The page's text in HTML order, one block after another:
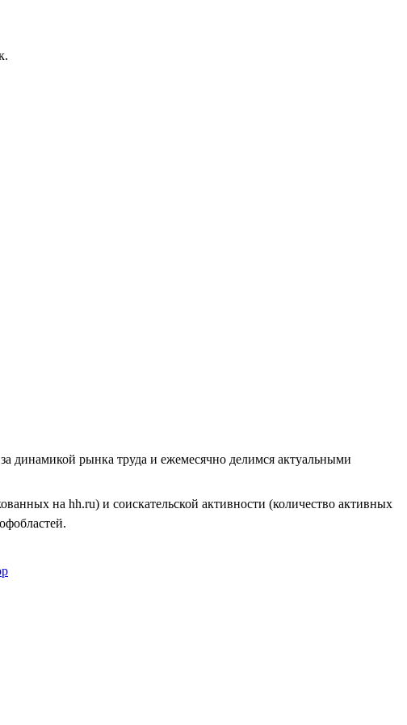
динамикой рынка труда и ежемесячно делимся актуальными
на hh.ru) и соискательской активности (количество активных